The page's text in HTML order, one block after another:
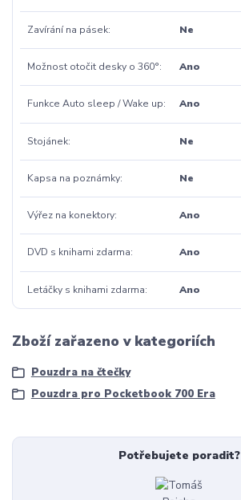
Zavírání na pásek Ne
Možnost otočit desky o 360° Ano
Funkce Auto sleep / Wake up Ano
Stojánek Ne
Kapsa na poznámky Ne
Výřez na konektory Ano
DVD s knihami zdarma Ano
Letáčky s knihami zdarma Ano
Zboží zařazeno v kategoriích
Pouzdra na čtečky
Pouzdra pro Pocketbook 700 Era
Potřebujete poradit?